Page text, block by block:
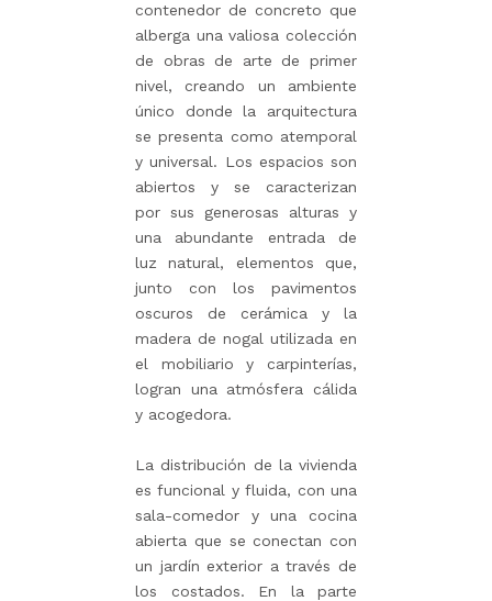
contenedor de concreto que
alberga una valiosa colección
de obras de arte de primer
nivel, creando un ambiente
único donde la arquitectura
se presenta como atemporal
y universal. Los espacios son
abiertos y se caracterizan
por sus generosas alturas y
una abundante entrada de
luz natural, elementos que,
junto con los pavimentos
oscuros de cerámica y la
madera de nogal utilizada en
el mobiliario y carpinterías,
logran una atmósfera cálida
y acogedora.
La distribución de la vivienda
es funcional y fluida, con una
sala-comedor y una cocina
abierta que se conectan con
un jardín exterior a través de
los costados. En la parte